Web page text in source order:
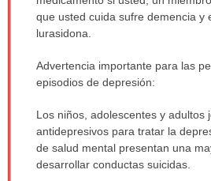
que usted cuida sufre demencia y
lurasidona.
Advertencia importante para las
episodios de depresión:
Los niños, adolescentes y adultos
antidepresivos para tratar la
de salud mental presentan una
desarrollar conductas suicidas.